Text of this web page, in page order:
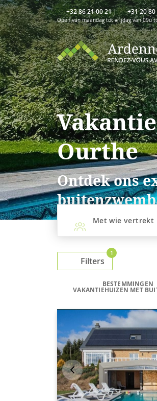
+32 86 21 00 21| +31 20
Open van maandag tot vrijdag van 09u
Ourthe
Ontdek ons
Met wie vertrekt
Filters
1
BESTEMMINGEN
VAKANTIEHUIZEN MET